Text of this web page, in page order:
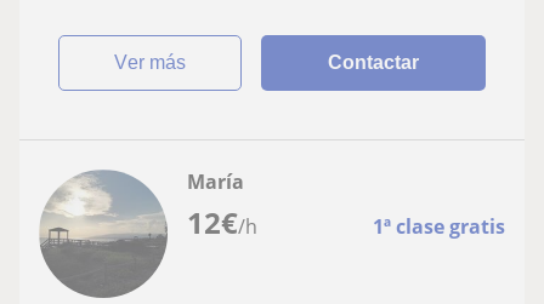
ver más Contactar
12€/h 1ª clase gratis
María